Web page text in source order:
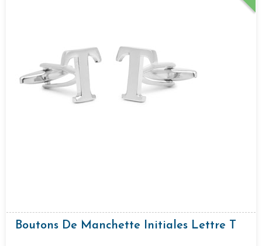
Boutons De Manchette Initiales Lettre T